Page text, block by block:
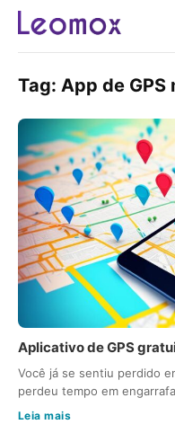
Tag: App de GPS
Aplicativo de GPS
Você já se sentiu perdido
perdeu tempo em
Leia mais